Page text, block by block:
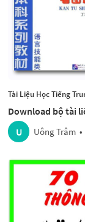
Tài Liệu Học Tiếng
Download bộ tài
U
Uông Trâm •